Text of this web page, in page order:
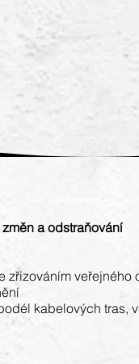
a odstraňování
zřizováním veřejného
kabelových tras,